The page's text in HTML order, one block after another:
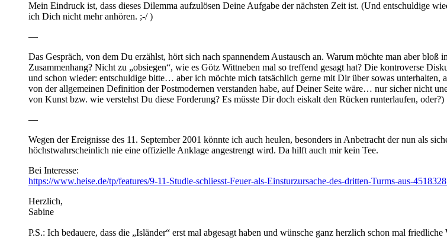
Mein Eindruck ist, dass dieses Dilemma aufzulösen Deine Aufgabe der nächsten Zeit ist. (Und entschuldige
ich Dich nicht mehr anhören. ;-/ )
—
Das Gespräch, von dem Du erzählst, hört sich nach spannendem Austausch an. Warum möchte man aber
Zusammenhang? Nicht zu „obsiegen“, wie es Götz Wittneben mal so treffend gesagt hat? Die kontroverse
und schon wieder: entschuldige bitte… aber ich möchte mich tatsächlich gerne mit Dir über sowas
von der allgemeinen Definition der Postmodernen verstanden habe, auf Deiner Seite wäre… nur sicher nicht
von Kunst bzw. wie verstehst Du diese Forderung? Es müsste Dir doch eiskalt den Rücken runterlaufen, oder?)
—
Wegen der Ereignisse des 11. September 2001 könnte ich auch heulen, besonders in Anbetracht der nun als
höchstwahrscheinlich nie eine offizielle Anklage angestrengt wird. Da hilft auch mir kein Tee.
Bei Interesse:
https://www.heise.de/tp/features/9-11-Studie-schliesst-Feuer-als-Einsturzursache-des-dritten-Turms-aus-
Herzlich,
Sabine
P.S.: Ich bedauere, dass die „Isländer“ erst mal abgesagt haben und wünsche ganz herzlich schon mal